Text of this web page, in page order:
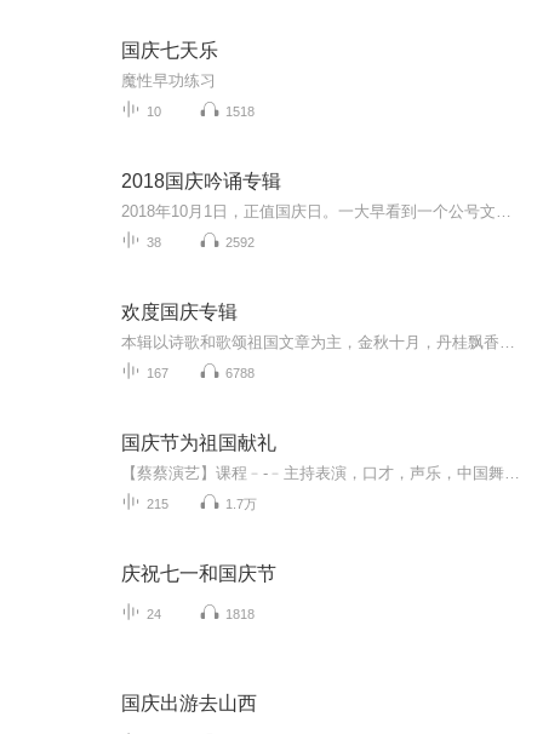
国庆七天乐
魔性早功练习
10 1518
2018国庆吟诵专辑
38 2592
欢度国庆专辑
167 6788
国庆节为祖国献礼
215 1.7万
庆祝七一和国庆节
24 1818
国庆出游去山西